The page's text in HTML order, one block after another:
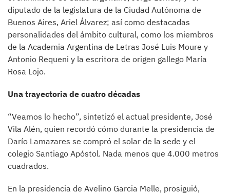
diputado de la legislatura de la Ciudad Autónoma de
Buenos Aires, Ariel Álvarez; así como destacadas
personalidades del ámbito cultural, como los miembros
de la Academia Argentina de Letras José Luis Moure y
Antonio Requeni y la escritora de origen gallego María
Rosa Lojo.
Una trayectoria de cuatro décadas
“Veamos lo hecho”, sintetizó el actual presidente, José
Vila Alén, quien recordó cómo durante la presidencia de
Darío Lamazares se compró el solar de la sede y el
colegio Santiago Apóstol. Nada menos que 4.000 metros
cuadrados.
En la presidencia de Avelino Garcia Melle, prosiguió,